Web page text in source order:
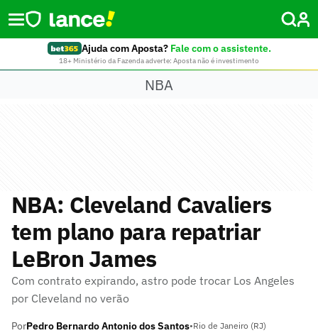
Ajuda com Aposta? Fale com o assistente.
18+ Ministério da Fazenda adverte: Aposta não é investimento
NBA
NBA: Cleveland Cavaliers
tem plano para repatriar
LeBron James
Com contrato expirando, astro pode trocar Los Angeles
por Cleveland no verão
PorPedro Bernardo Antonio dos Santos•Rio de Janeiro (RJ)